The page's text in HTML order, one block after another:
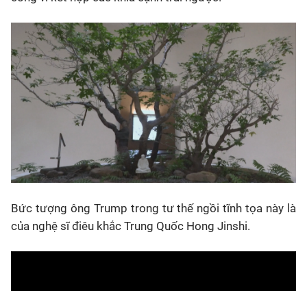
Bức tượng ông Trump trong tư thế ngồi tĩnh tọa này là
của nghệ sĩ điêu khắc Trung Quốc Hong Jinshi.